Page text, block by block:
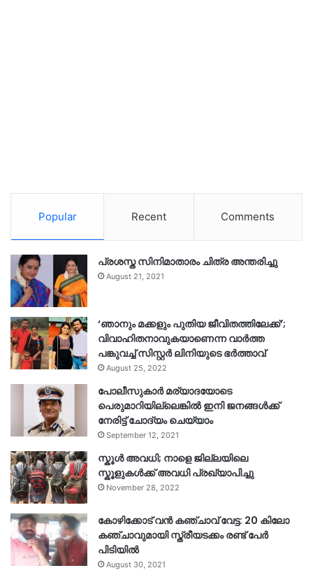
Popular Recent Comments
പ്രശസ്ത സിനിമാതാരം ചിത്ര അന്തരിച്ചു
August 21, 2021
‘ഞാനും മക്കളും പുതിയ ജീവിതത്തിലേക്ക്’;
വിവാഹിതനാവുകയാണെന്ന വാർത്ത
പങ്കുവച്ച് സിസ്റ്റർ ലിനിയുടെ ഭർത്താവ്
August 25, 2022
പോലീസുകാര്‍ മര്യാദയോടെ
പെരുമാറിയില്ലെങ്കില്‍ ഇനി ജനങ്ങള്‍ക്ക്
നേരിട്ട് ചോദ്യം ചെയ്യാം
September 12, 2021
സ്കൂൾ അവധി; നാളെ ജില്ലയിലെ
സ്കൂളുകൾക്ക് അവധി പ്രഖ്യാപിച്ചു
November 28, 2022
കോഴിക്കോട് വൻ കഞ്ചാവ് വേട്ട: 20 കിലോ
കഞ്ചാവുമായി സ്ത്രീയടക്കം രണ്ട് പേർ
പിടിയിൽ
August 30, 2021